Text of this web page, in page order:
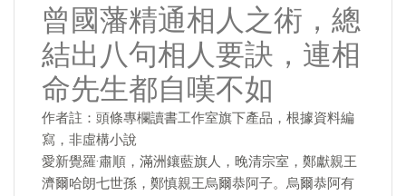
曾國藩精通相人之術，總
結出八句相人要訣，連相
命先生都自嘆不如
作者註：頭條專欄讀書工作室旗下產品，根據資料編
寫，非虛構小說
愛新覺羅·肅順，滿洲鑲藍旗人，晚清宗室，鄭獻親王
濟爾哈朗七世孫，鄭慎親王烏爾恭阿子。烏爾恭阿有